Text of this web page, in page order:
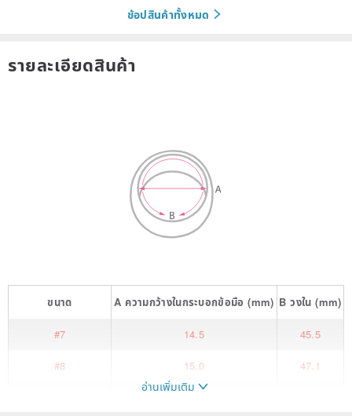
ช้อปสินค้าทั้งหมด
รายละเอียดสินค้า
ขนาด A ความกว้างในกระบอกข้อมือ (mm) Bวงใน (mm)
#7 14.5 45.5
#8 15.0 47.1
อ่านเพิ่มเติม